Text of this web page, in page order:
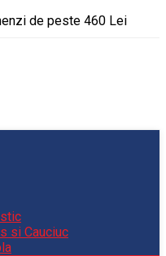
de peste 460 Lei
si Cauciuc